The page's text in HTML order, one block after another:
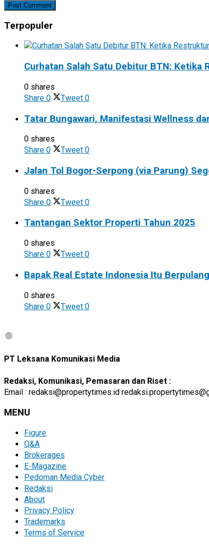
Terpopuler
Curhatan Salah Satu Debitur BTN: Ketika
0 shares
Share 0 Tweet 0
Tatar Bungawari, Manifestasi Wellness
0 shares
Share 0 Tweet 0
Jalan Tol Bogor-Serpong (via Parung)
0 shares
Share 0 Tweet 0
Tantangan Sektor Properti Tahun 2025
0 shares
Share 0 Tweet 0
Bapak Real Estate Indonesia Itu Berpulang
0 shares
Share 0 Tweet 0
PT Leksana Komunikasi Media
Redaksi, Komunikasi, Pemasaran dan Riset :
Email : redaksi@propertytimes.id
MENU
Figure
Q&A
Brokerages
E-Magazine
Pedoman Media Cyber
Redaksi
About
Privacy Policy
Trademarks
Terms of Service